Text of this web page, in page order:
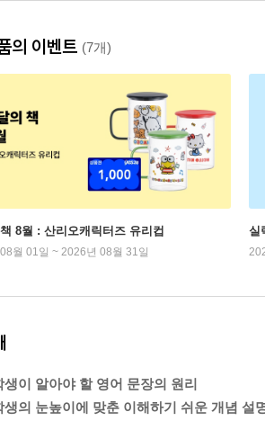
의 이벤트 (7개)
8월 : 산리오캐릭터즈 유리컵
월 01일 ~ 2026년 08월 31일
실
생이 알아야 할 영어 문장의 원리
생의 눈높이에 맞춘 이해하기 쉬운 개념 설